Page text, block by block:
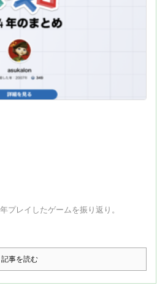
プレイしたゲームを振り返り。
記事を読む